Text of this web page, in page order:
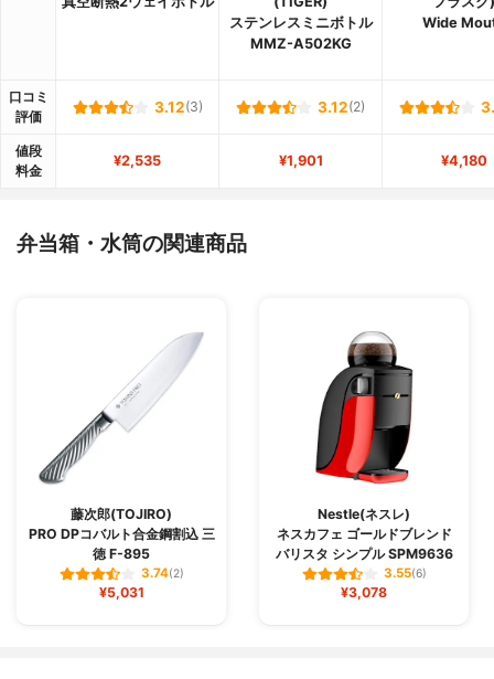
ステンレスミニボトル
MMZ-A502KG
Wide
口コミ
評価
3.12(3) 3.12(2)
値段
料金
¥2,535 ¥1,901 ¥4,180
弁当箱・水筒の関連商品
藤次郎(TOJIRO)
PRO DPコバルト合金鋼割込 三
徳 F-895
3.74(2)
¥5,031
Nestle(ネスレ)
ネスカフェ ゴールドブレンド
バリスタ シンプル SPM9636
3.55(6)
¥3,078